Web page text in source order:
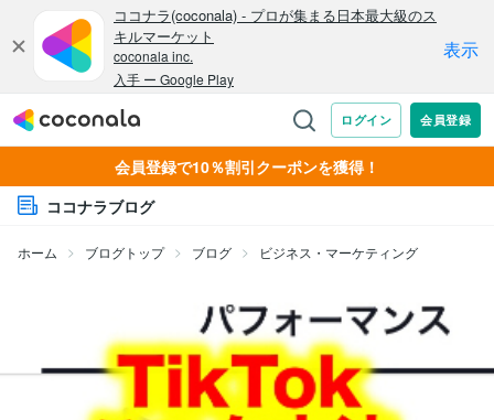
会員登録で10％割引クーポンを獲得！
ココナラブログ
ホーム ブログトップ ブログ ビジネス・マーケティング